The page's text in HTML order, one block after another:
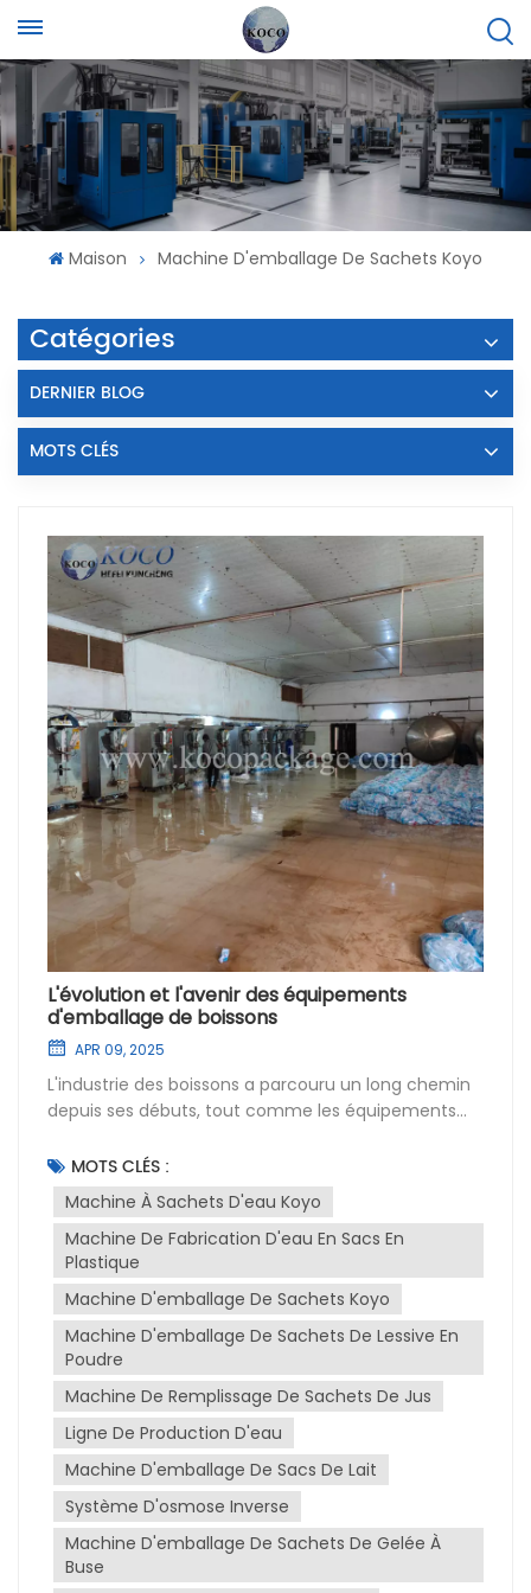
Maison Machine D'emballage De Sachets Koyo
Catégories
DERNIER BLOG
MOTS CLÉS
L'évolution et l'avenir des équipements
d'emballage de boissons
APR 09, 2025
L'industrie des boissons a parcouru un long chemin
depuis ses débuts, tout comme les équipements
pointe de la fabrication de boissons depuis 25 ans et
met son expertise à profit pour fournir des produits
de haute qualité. L'industrie évolue, et nous
évoluons avec elle : nous adoptons les avancées
technologiques de remplissage pour répondre à la
demande croissante de production de boissons
efficace et durable.Caractéristiques principales des
équipements de boissons modernesLes
équipements de production de boissons
d'aujourd'hui sont conçus pour être rapides, précis
et polyvalents. Voici ce qui distingue les machines
modernes :Fonctionnement à grande vitesse : Ces
machines sont capables de traiter des milliers de
colis par heure, maximisant ainsi la
productivité.Remplissage de précision : Assure une
qualité de produit constante en mesurant et en
remplissant les liquides avec précision.Conception
MOTS CLÉS :
Machine À Sachets D'eau Koyo
Machine De Fabrication D'eau En Sacs En
Plastique
Machine D'emballage De Sachets Koyo
Machine D'emballage De Sachets De Lessive En
Poudre
Machine De Remplissage De Sachets De Jus
Ligne De Production D'eau
Machine D'emballage De Sacs De Lait
Système D'osmose Inverse
Machine D'emballage De Sachets De Gelée À
Buse